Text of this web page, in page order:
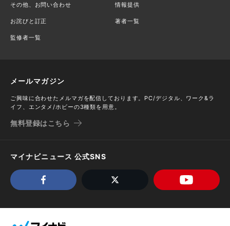
その他、お問い合わせ 情報提供
お詫びと訂正 著者一覧
監修者一覧
メールマガジン
ご興味に合わせたメルマガを配信しております。PC/デジタル、ワーク&ラ
イフ、エンタメ/ホビーの3種類を用意。
無料登録はこちら
マイナビニュース 公式SNS